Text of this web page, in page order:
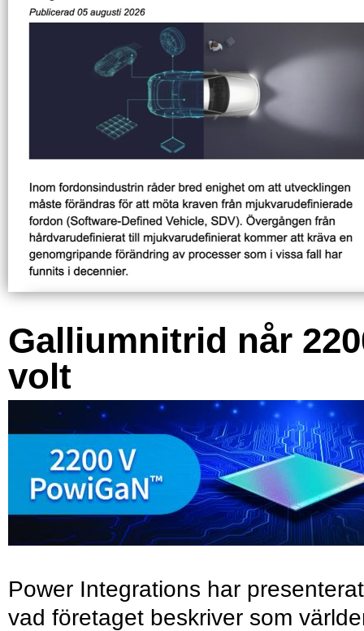
Galliumnitrid når
volt
Power Integrations har presenterat
vad företaget beskriver som